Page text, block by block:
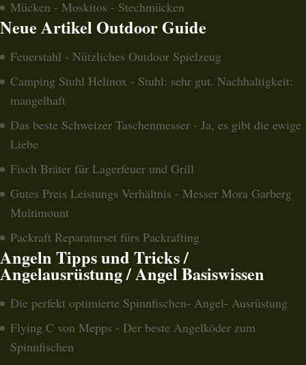
Mücken - Moskitos - Stechmücken
Neue Artikel Outdoor Guide
Feuerstahl - Nützliches Outdoor Spielzeug
Camping Stuhl Helinox - Stuhl: sehr gut. Nachhaltigkeit:
mangelhaft
Das beste Schweizer Taschenmesser - Ja, es gibt die ewige
Liebe
Fisch Bräter für Lagerfeuer und Grill
Gutes Preis Leistungs Verhältnis - Messer Mora Garberg
Multimount
Packraft Reparaturset fürs Packrafting
Angeln Tipps und Tricks /
Angelausrüstung / Angel Basiswissen
Die perfekt optimierte Spinnfischen- Angel- Ausrüstung
Flying C von Mepps - Der beste Angelköder zum
Spinnfischen